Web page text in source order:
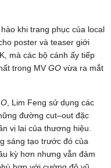
khi trang phục của local
poster và teaser giới
mà các bộ cánh ấy tiếp
trong MV GO vừa ra mắt
, Lim Feng sử dụng các
đường cut–out đặc
vị lai của thương hiệu.
sáng tạo trước đó của
kỳ hơn nhưng vẫn đảm